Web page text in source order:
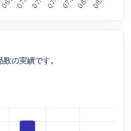
の実績です。